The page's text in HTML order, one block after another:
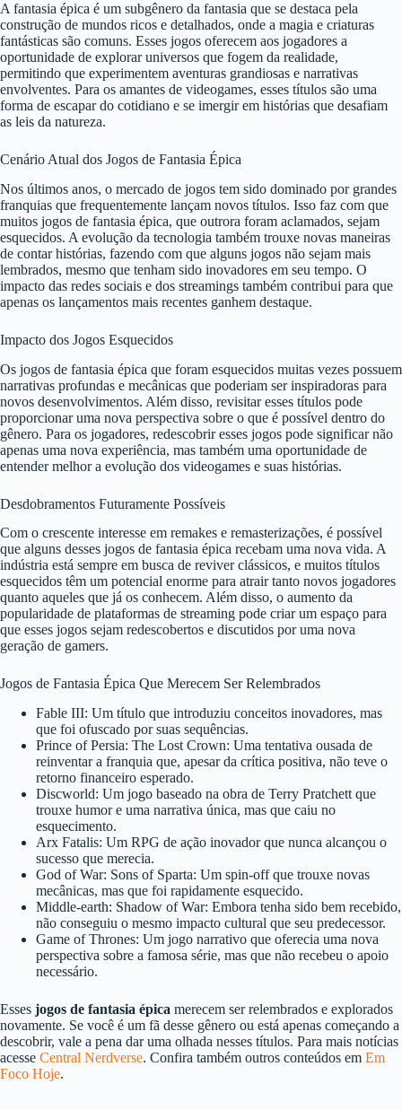
A fantasia épica é um subgênero da fantasia que se destaca pela
construção de mundos ricos e detalhados, onde a magia e criaturas
fantásticas são comuns. Esses jogos oferecem aos jogadores a
oportunidade de explorar universos que fogem da realidade,
permitindo que experimentem aventuras grandiosas e narrativas
envolventes. Para os amantes de videogames, esses títulos são uma
forma de escapar do cotidiano e se imergir em histórias que desafiam
as leis da natureza.
Cenário Atual dos Jogos de Fantasia Épica
Nos últimos anos, o mercado de jogos tem sido dominado por grandes
franquias que frequentemente lançam novos títulos. Isso faz com que
muitos jogos de fantasia épica, que outrora foram aclamados, sejam
esquecidos. A evolução da tecnologia também trouxe novas maneiras
de contar histórias, fazendo com que alguns jogos não sejam mais
lembrados, mesmo que tenham sido inovadores em seu tempo. O
impacto das redes sociais e dos streamings também contribui para que
apenas os lançamentos mais recentes ganhem destaque.
Impacto dos Jogos Esquecidos
Os jogos de fantasia épica que foram esquecidos muitas vezes possuem
narrativas profundas e mecânicas que poderiam ser inspiradoras para
novos desenvolvimentos. Além disso, revisitar esses títulos pode
proporcionar uma nova perspectiva sobre o que é possível dentro do
gênero. Para os jogadores, redescobrir esses jogos pode significar não
apenas uma nova experiência, mas também uma oportunidade de
entender melhor a evolução dos videogames e suas histórias.
Desdobramentos Futuramente Possíveis
Com o crescente interesse em remakes e remasterizações, é possível
que alguns desses jogos de fantasia épica recebam uma nova vida. A
indústria está sempre em busca de reviver clássicos, e muitos títulos
esquecidos têm um potencial enorme para atrair tanto novos jogadores
quanto aqueles que já os conhecem. Além disso, o aumento da
popularidade de plataformas de streaming pode criar um espaço para
que esses jogos sejam redescobertos e discutidos por uma nova
geração de gamers.
Jogos de Fantasia Épica Que Merecem Ser Relembrados
Fable III: Um título que introduziu conceitos inovadores, mas
que foi ofuscado por suas sequências.
Prince of Persia: The Lost Crown: Uma tentativa ousada de
reinventar a franquia que, apesar da crítica positiva, não teve o
retorno financeiro esperado.
Discworld: Um jogo baseado na obra de Terry Pratchett que
trouxe humor e uma narrativa única, mas que caiu no
esquecimento.
Arx Fatalis: Um RPG de ação inovador que nunca alcançou o
sucesso que merecia.
God of War: Sons of Sparta: Um spin-off que trouxe novas
mecânicas, mas que foi rapidamente esquecido.
Middle-earth: Shadow of War: Embora tenha sido bem recebido,
não conseguiu o mesmo impacto cultural que seu predecessor.
Game of Thrones: Um jogo narrativo que oferecia uma nova
perspectiva sobre a famosa série, mas que não recebeu o apoio
necessário.
Esses jogos de fantasia épica merecem ser relembrados e explorados
novamente. Se você é um fã desse gênero ou está apenas começando a
descobrir, vale a pena dar uma olhada nesses títulos. Para mais notícias
acesse Central Nerdverse. Confira também outros conteúdos em Em
Foco Hoje.